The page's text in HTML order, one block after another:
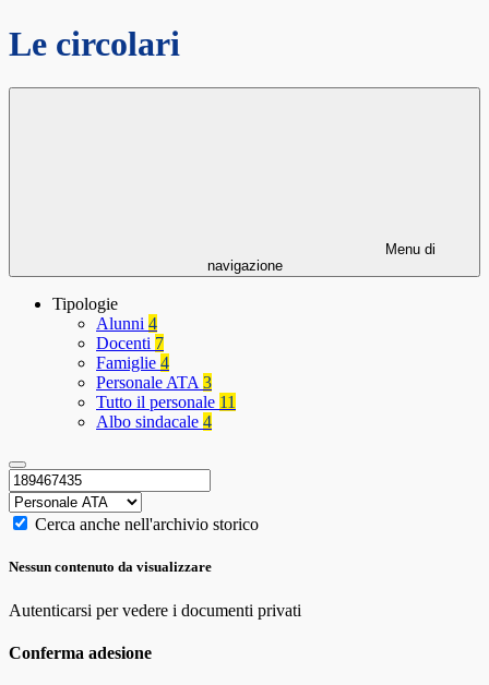
Le circolari
Menu di
navigazione
Tipologie
Alunni 4
Docenti 7
Famiglie 4
Personale ATA 3
Tutto il personale 11
Albo sindacale 4
Cerca anche nell'archivio storico
Nessun contenuto da visualizzare
Autenticarsi per vedere i documenti privati
Conferma adesione